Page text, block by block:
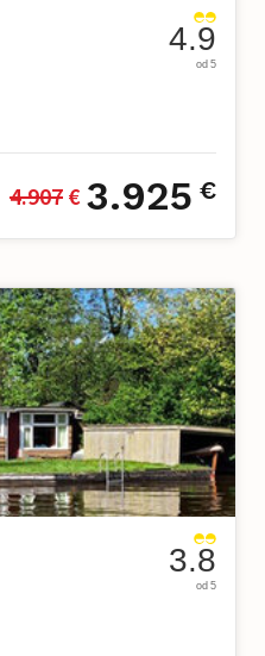
4.9
od 5
4.907 € 3.925 €
3.8
od 5